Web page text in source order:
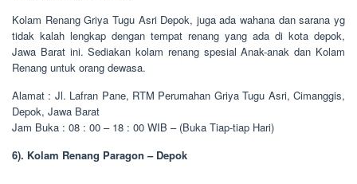
Kolam Renang Griya Tugu Asri Depok, juga ada wahana dan sarana yg
tidak kalah lengkap dengan tempat renang yang ada di kota depok,
Jawa Barat ini. Sediakan kolam renang spesial Anak-anak dan Kolam
Renang untuk orang dewasa.
Alamat : Jl. Lafran Pane, RTM Perumahan Griya Tugu Asri, Cimanggis,
Depok, Jawa Barat
Jam Buka : 08 : 00 – 18 : 00 WIB – (Buka Tiap-tiap Hari)
6). Kolam Renang Paragon – Depok